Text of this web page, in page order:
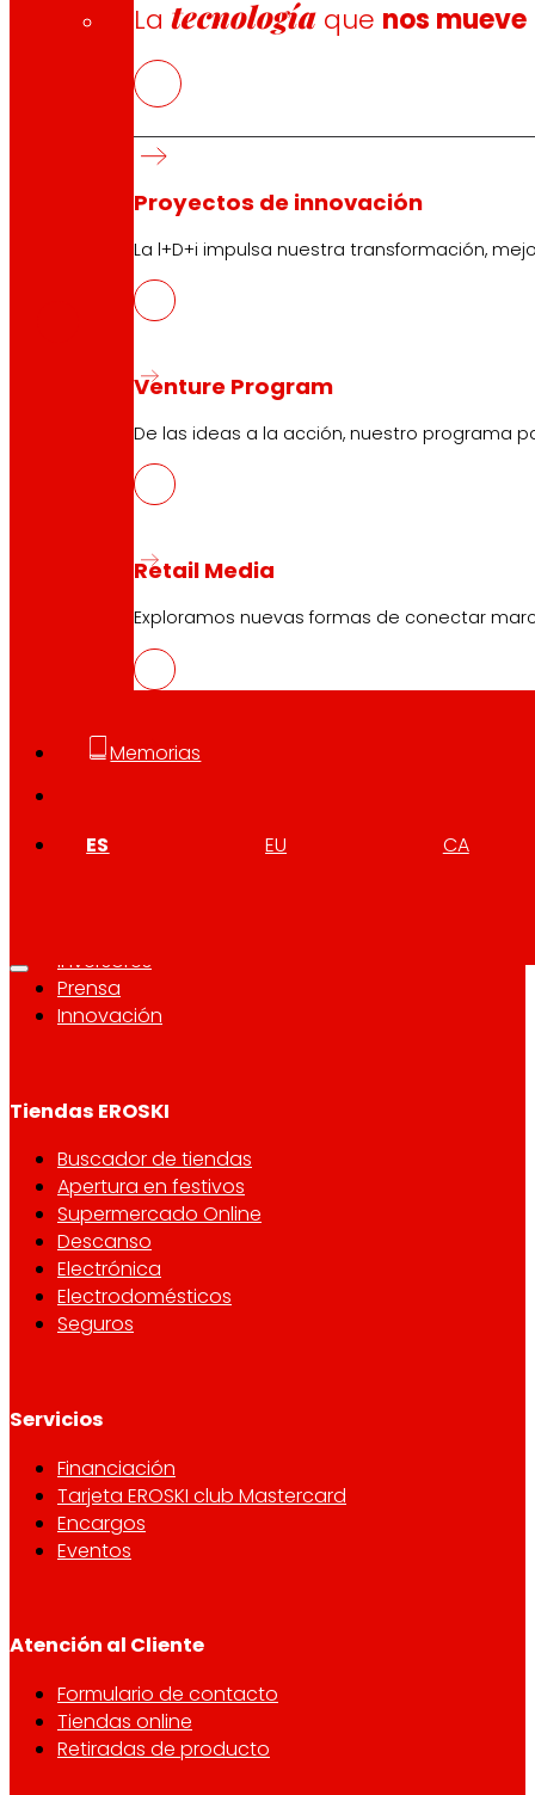
Latecnología que nos mueve
Proyectos de innovación
La l+D+i impulsa nuestra transformación,
Venture Program
De las ideas a la acción, nuestro programa
Retail Media
Exploramos nuevas formas de conectar
Memorias
ES EU CA
Atención al cliente:
Inversores
Prensa
Innovación
Tiendas EROSKI
Buscador de tiendas
Apertura en festivos
Supermercado Online
Descanso
Electrónica
Electrodomésticos
Seguros
Servicios
Financiación
Tarjeta EROSKI club Mastercard
Encargos
Eventos
Atención al Cliente
Formulario de contacto
Tiendas online
Retiradas de producto